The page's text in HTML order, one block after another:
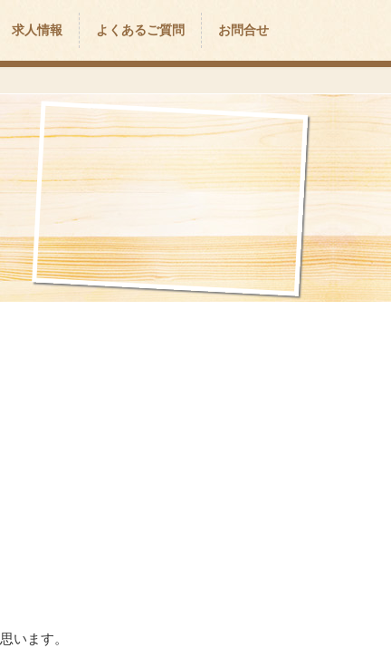
求人情報 よくあるご質問 お問合せ
います。